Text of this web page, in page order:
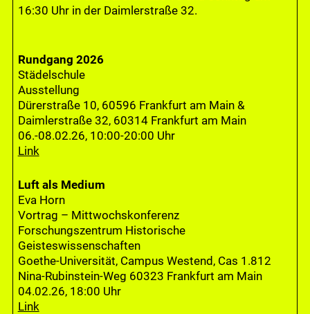
16:30 Uhr in der Daimlerstraße 32.
Rundgang 2026
Städelschule
Ausstellung
Dürerstraße 10, 60596 Frankfurt am Main &
Daimlerstraße 32, 60314 Frankfurt am Main
06.-08.02.26, 10:00-20:00 Uhr
Link
Luft als Medium
Eva Horn
Vortrag – Mittwochskonferenz
Forschungszentrum Historische
Geisteswissenschaften
Goethe-Universität, Campus Westend, Cas 1.812
Nina-Rubinstein-Weg 60323 Frankfurt am Main
04.02.26, 18:00 Uhr
Link